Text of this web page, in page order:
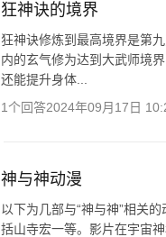
狂神诀的境界
狂神诀修炼到最高境界是第
内的玄气修为达到大武师境
还能提升身体...
1个回答2024年09月17日
神与神动漫
以下为几部与“神与神”相关
括山寺宏一等。影片在宇宙